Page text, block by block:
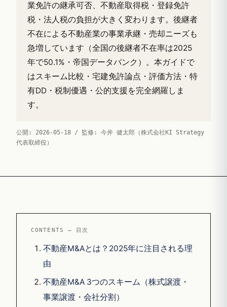
業免許の継承可否、不動産取得税・登録免許
税・法人税の負担が大きく変わります。後継者
不在による不動産業の事業承継・売却ニーズも
急増しています（全国の後継者不在率は2025
年で50.1%・帝国データバンク）。本ガイドで
はスキーム比較・宅建免許論点・評価方法・特
有DD・税制優遇・公的支援を完全網羅しま
す。
公開: 2026-05-18 / 監修: 今井 健太郎（株式会社KI Strategy
代表取締役）
CONTENTS — 目次
不動産M&Aとは？2025年に注目される理
由
不動産M&A 3つのスキーム（株式譲渡・
事業譲渡・会社分割）